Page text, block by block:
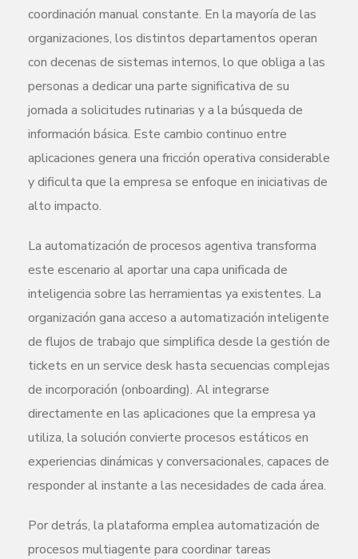
coordinación manual constante. En la mayoría de las
organizaciones, los distintos departamentos operan
con decenas de sistemas internos, lo que obliga a las
personas a dedicar una parte significativa de su
jornada a solicitudes rutinarias y a la búsqueda de
información básica. Este cambio continuo entre
aplicaciones genera una fricción operativa considerable
y dificulta que la empresa se enfoque en iniciativas de
alto impacto.
La automatización de procesos agentiva transforma
este escenario al aportar una capa unificada de
inteligencia sobre las herramientas ya existentes. La
organización gana acceso a automatización inteligente
de flujos de trabajo que simplifica desde la gestión de
tickets en un service desk hasta secuencias complejas
de incorporación (onboarding). Al integrarse
directamente en las aplicaciones que la empresa ya
utiliza, la solución convierte procesos estáticos en
experiencias dinámicas y conversacionales, capaces de
responder al instante a las necesidades de cada área.
Por detrás, la plataforma emplea automatización de
procesos multiagente para coordinar tareas